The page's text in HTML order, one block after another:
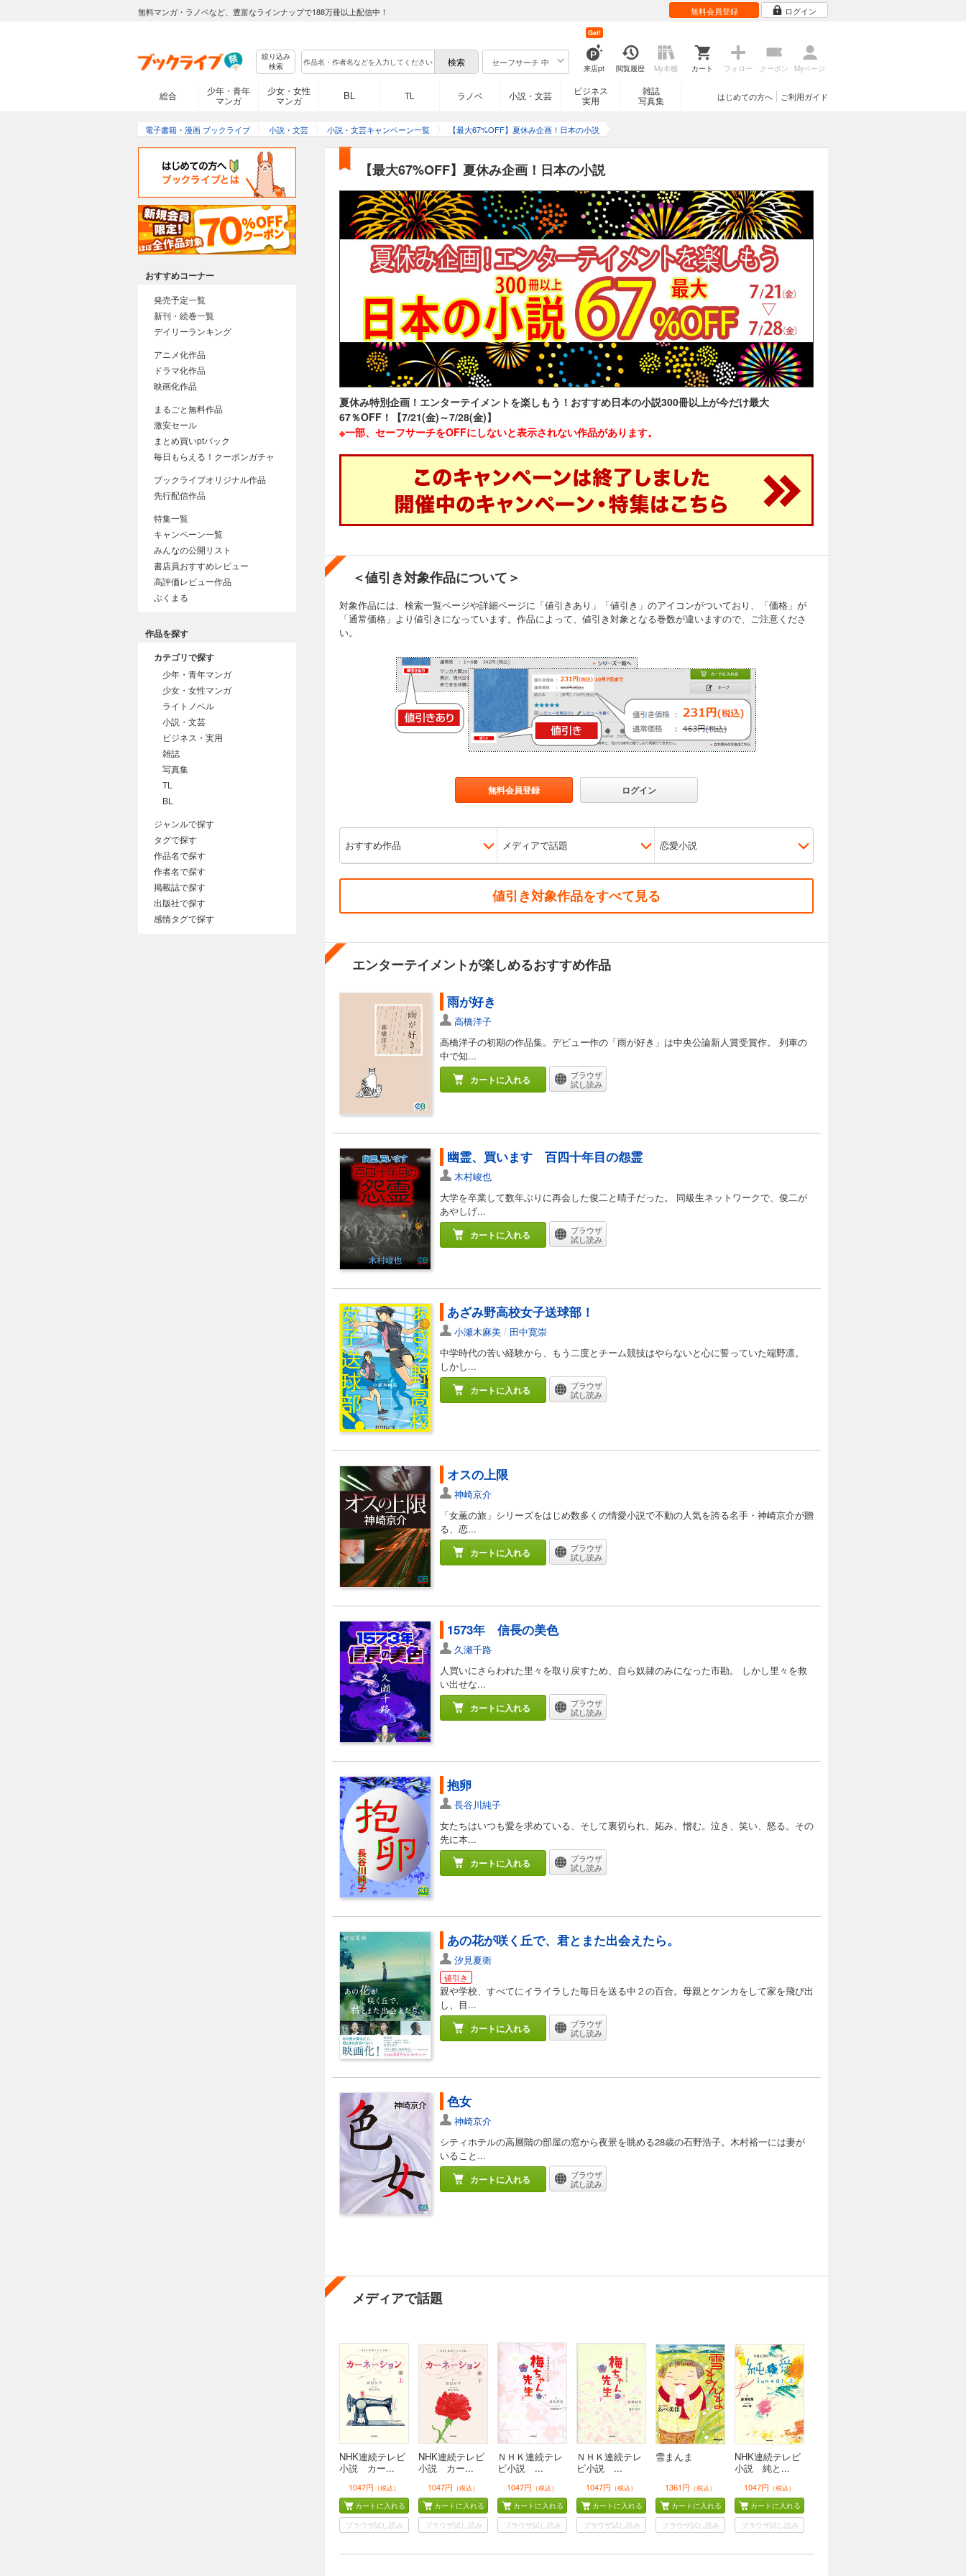
無料マンガ・ラノベなど、豊富なラインナップで188万冊以上配信中！ 無料会員登録 ログイン
絞り込み
検索
セーフサーチ 中
来店pt
Get!
閲覧履歴 My本棚 カート フォロー クーポン Myページ
総合
少年・青年
マンガ
少女・女性
マンガ
BL TL ラノベ 小説・文芸
ビジネス
実用
雑誌
写真集
ご利用ガイド
はじめての方へ
電子書籍・漫画 ブックライブ 小説・文芸 小説・文芸キャンペーン一覧 【最大67%OFF】夏休み企画！日本の小説
おすすめコーナー
発売予定一覧
新刊・続巻一覧
デイリーランキング
アニメ化作品
ドラマ化作品
映画化作品
まるごと無料作品
激安セール
まとめ買いptバック
毎日もらえる！クーポンガチャ
ブックライブオリジナル作品
先行配信作品
特集一覧
キャンペーン一覧
みんなの公開リスト
書店員おすすめレビュー
高評価レビュー作品
ぶくまる
作品を探す
カテゴリで探す
少年・青年マンガ
少女・女性マンガ
ライトノベル
小説・文芸
ビジネス・実用
雑誌
写真集
TL
BL
ジャンルで探す
タグで探す
作品名で探す
作者名で探す
掲載誌で探す
出版社で探す
感情タグで探す
【最大67%OFF】夏休み企画！日本の小説
夏休み特別企画！エンターテイメントを楽しもう！おすすめ日本の小説300冊以上が今だけ最大
67％OFF！【7/21(金)～7/28(金)】
※一部、セーフサーチをOFFにしないと表示されない作品があります。
＜値引き対象作品について＞
対象作品には、検索一覧ページや詳細ページに「値引きあり」「値引き」のアイコンがついており、「価格」が
「通常価格」より値引きになっています。作品によって、値引き対象となる巻数が違いますので、ご注意くださ
い。
無料会員登録 ログイン
おすすめ作品 メディアで話題 恋愛小説
値引き対象作品をすべて見る
エンターテイメントが楽しめるおすすめ作品
雨が好き
高橋洋子
高橋洋子の初期の作品集。デビュー作の「雨が好き」は中央公論新人賞受賞作。 列車の
中で知...
カートに入れる
ブラウザ
試し読み
幽霊、買います 百四十年目の怨霊
木村峻也
大学を卒業して数年ぶりに再会した俊二と晴子だった。 同級生ネットワークで、俊二が
あやしげ...
カートに入れる
ブラウザ
試し読み
あざみ野高校女子送球部！
小瀬木麻美 / 田中寛崇
中学時代の苦い経験から、もう二度とチーム競技はやらないと心に誓っていた端野凛。
しかし...
カートに入れる
ブラウザ
試し読み
オスの上限
神崎京介
「女薫の旅」シリーズをはじめ数多くの情愛小説で不動の人気を誇る名手・神崎京介が贈
る、恋...
カートに入れる
ブラウザ
試し読み
1573年 信長の美色
久瀬千路
人買いにさらわれた里々を取り戻すため、自ら奴隷のみになった市勘。 しかし里々を救
い出せな...
カートに入れる
ブラウザ
試し読み
抱卵
長谷川純子
女たちはいつも愛を求めている、そして裏切られ、妬み、憎む。泣き、笑い、怒る。その
先に本...
カートに入れる
ブラウザ
試し読み
あの花が咲く丘で、君とまた出会えたら。
汐見夏衛
値引き
親や学校、すべてにイライラした毎日を送る中２の百合。母親とケンカをして家を飛び出
し、目...
カートに入れる
ブラウザ
試し読み
色女
神崎京介
シティホテルの高層階の部屋の窓から夜景を眺める28歳の石野浩子。木村裕一には妻が
いること...
カートに入れる
ブラウザ
試し読み
メディアで話題
NHK連続テレビ
小説 カー...
1047円 （税込）
カートに入れる
ブラウザ試し読み
NHK連続テレビ
小説 カー...
1047円 （税込）
カートに入れる
ブラウザ試し読み
ＮＨＫ連続テレ
ビ小説 ...
1047円 （税込）
カートに入れる
ブラウザ試し読み
ＮＨＫ連続テレ
ビ小説 ...
1047円 （税込）
カートに入れる
ブラウザ試し読み
雪まんま
1361円 （税込）
カートに入れる
ブラウザ試し読み
NHK連続テレビ
小説 純と...
1047円 （税込）
カートに入れる
ブラウザ試し読み